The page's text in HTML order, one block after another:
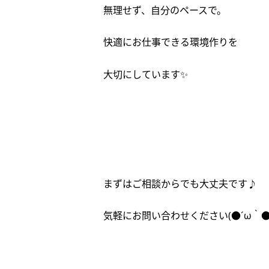
無理せず、自分のペースで。
快適にお仕事できる環境作りを
大切にしています✨
まずはご相談からでも大丈夫です♪
気軽にお問い合わせください(●´ω｀